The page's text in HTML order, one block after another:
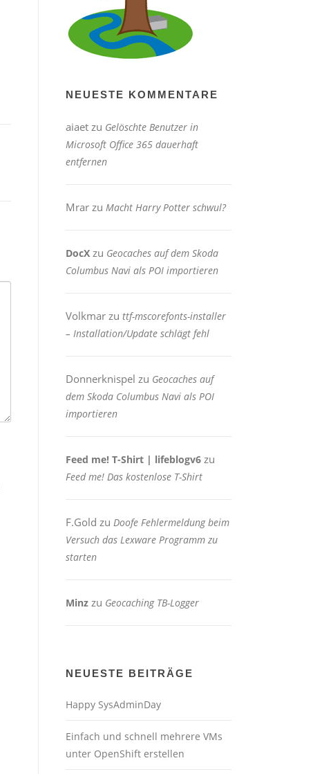
NEUESTE KOMMENTARE
aiaet zu Gelöschte Benutzer in
Microsoft Office 365 dauerhaft
entfernen
Mrar zu Macht Harry Potter schwul?
DocX zu Geocaches auf dem Skoda
Columbus Navi als POI importieren
Volkmar zu ttf-mscorefonts-installer
– Installation/Update schlägt fehl
Donnerknispel zu Geocaches auf
dem Skoda Columbus Navi als POI
importieren
Feed me! T-Shirt | lifeblogv6 zu
Feed me! Das kostenlose T-Shirt
F.Gold zu Doofe Fehlermeldung beim
Versuch das Lexware Programm zu
starten
Minz zu Geocaching TB-Logger
NEUESTE BEITRÄGE
Happy SysAdminDay
Einfach und schnell mehrere VMs
unter OpenShift erstellen